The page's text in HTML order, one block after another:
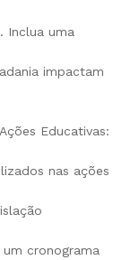
Inclua uma
impactam
Educativas:
nas ações
um cronograma